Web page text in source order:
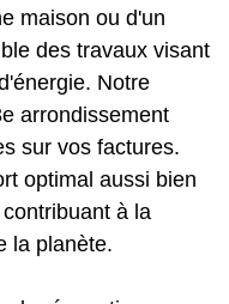
maison ou d'un
des travaux visant
Notre
arrondissement
sur vos factures.
optimal aussi bien
à la
la planète.